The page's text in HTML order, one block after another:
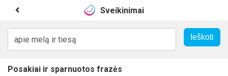
Sveikinimai
Posakiai ir sparnuotos frazės